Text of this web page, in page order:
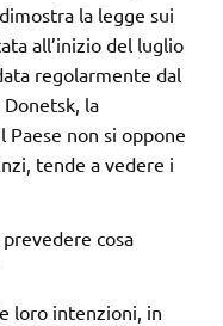
la legge sui
all’inizio del luglio
regolarmente dal
la
Paese non si oppone
tende a vedere i
cosa
loro intenzioni, in